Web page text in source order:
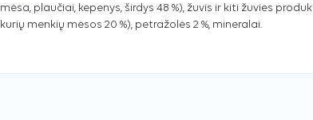
mėsa, plaučiai, kepenys, širdys 48 %), žuvis ir kiti žuvies
kurių menkių mėsos 20 %), petražolės 2 %, mineralai.